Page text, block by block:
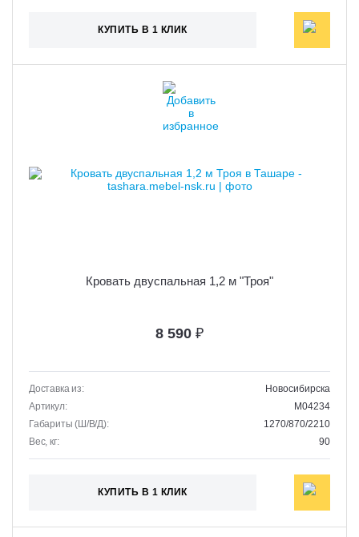
КУПИТЬ В 1 КЛИК
Кровать двуспальная 1,2 м "Троя"
8 590 ₽
Доставка из:
Новосибирска
Артикул:
M04234
Габариты (Ш/В/Д):
1270/870/2210
Вес, кг:
90
КУПИТЬ В 1 КЛИК